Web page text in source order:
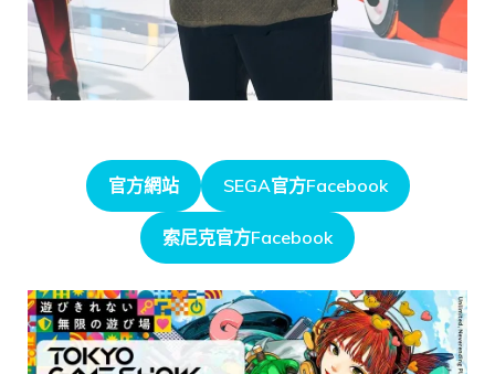
官方網站 SEGA官方Facebook
索尼克官方Facebook